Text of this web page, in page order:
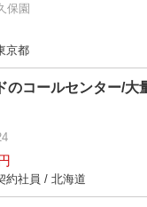
保園
京都
のコールセンター/大
約社員 / 北海道